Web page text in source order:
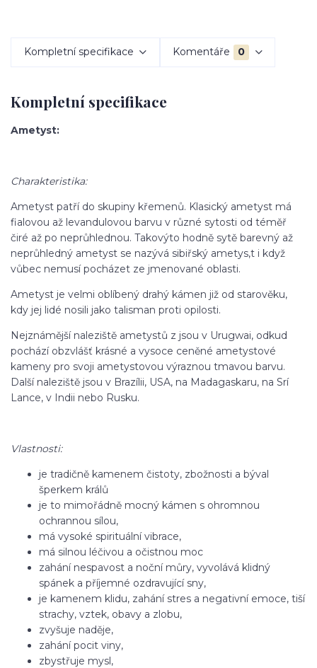
Kompletní specifikace Komentáře 0
Kompletní specifikace
Ametyst:
Charakteristika:
Ametyst patří do skupiny křemenů. Klasický ametyst má
fialovou až levandulovou barvu v různé sytosti od téměř
čiré až po neprůhlednou. Takovýto hodně sytě barevný až
neprůhledný ametyst se nazývá sibiřský ametys,t i když
vůbec nemusí pocházet ze jmenované oblasti.
Ametyst je velmi oblíbený drahý kámen již od starověku,
kdy jej lidé nosili jako talisman proti opilosti.
Nejznámější naleziště ametystů z jsou v Urugwai, odkud
pochází obzvlášť krásné a vysoce ceněné ametystové
kameny pro svoji ametystovou výraznou tmavou barvu.
Další naleziště jsou v Brazílii, USA, na Madagaskaru, na Srí
Lance, v Indii nebo Rusku.
Vlastnosti:
je tradičně kamenem čistoty, zbožnosti a býval
šperkem králů
je to mimořádně mocný kámen s ohromnou
ochrannou sílou,
má vysoké spirituální vibrace,
má silnou léčivou a očistnou moc
zahání nespavost a noční můry, vyvolává klidný
spánek a příjemné ozdravující sny,
je kamenem klidu, zahání stres a negativní emoce, tiší
strachy, vztek, obavy a zlobu,
zvyšuje naděje,
zahání pocit viny,
zbystřuje mysl,